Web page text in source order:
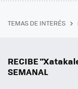
TEMAS DE INTERÉS
RECIBE
SEMANAL